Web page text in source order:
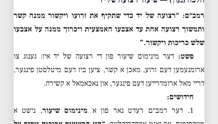
רמב״ם: “רצועה של יד כדי שתקיף את זרועו ויקשור ממנה קשר
ותמשוך רצועה אחת עד אצבעו האמצעית ויכרוך ממנה על אצבעו
שלש כריכות ויקשור.”
פשט: דער מינימום שיעור פון די רצועה של יד איז: גענוג צו
ארומנעמען דעם זרוע, מאכן א קשר, ציען ביז דעם מיטלסטן פינגער,
דריי מאל ארומדרייען דעם פינגער, און נאכאמאל א קשירה.
חידושים:
1. דער רמב״ם רעדט נאר פון א
מינימום שיעור, נישט א